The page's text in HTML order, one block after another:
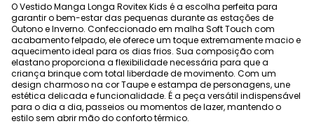
O Vestido Manga Longa Rovitex Kids é a escolha perfeita para
garantir o bem-estar das pequenas durante as estações de
Outono e Inverno. Confeccionado em malha Soft Touch com
acabamento felpado, ele oferece um toque extremamente macio e
aquecimento ideal para os dias frios. Sua composição com
elastano proporciona a flexibilidade necessária para que a
criança brinque com total liberdade de movimento. Com um
design charmoso na cor Taupe e estampa de personagens, une
estética delicada e funcionalidade. É a peça versátil indispensável
para o dia a dia, passeios ou momentos de lazer, mantendo o
estilo sem abrir mão do conforto térmico.